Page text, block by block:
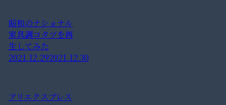
昭和のナショナル
家具調コタツを再
生してみた
2021.12.292021.12.30
アリエクスプレス